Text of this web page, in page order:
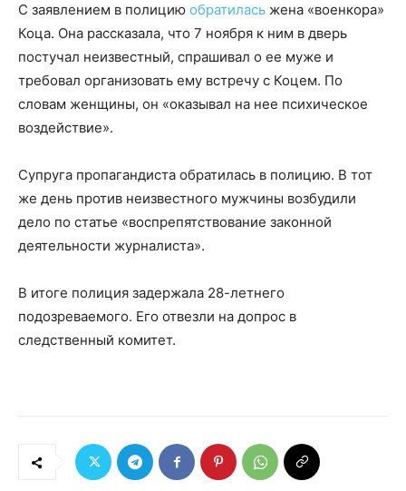
С заявлением в полицию обратилась жена «военкора»
Коца. Она рассказала, что 7 ноября к ним в дверь
постучал неизвестный, спрашивал о ее муже и
требовал организовать ему встречу с Коцем. По
словам женщины, он «оказывал на нее психическое
воздействие».
Супруга пропагандиста обратилась в полицию. В тот
же день против неизвестного мужчины возбудили
дело по статье «воспрепятствование законной
деятельности журналиста».
В итоге полиция задержала 28-летнего
подозреваемого. Его отвезли на допрос в
следственный комитет.